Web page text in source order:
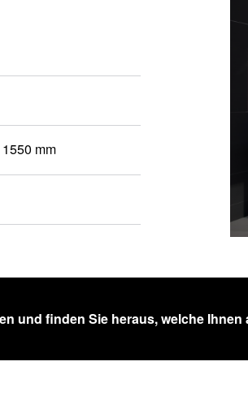
mm
und finden Sie heraus, welche Ihnen